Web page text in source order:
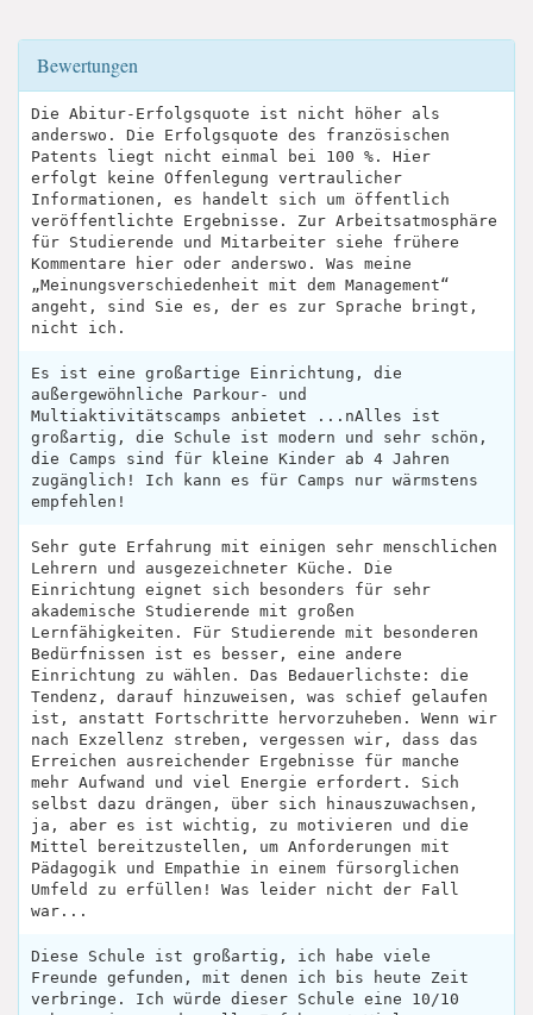
Bewertungen
Die Abitur-Erfolgsquote ist nicht höher als
anderswo. Die Erfolgsquote des französischen
Patents liegt nicht einmal bei 100 %. Hier
erfolgt keine Offenlegung vertraulicher
Informationen, es handelt sich um öffentlich
veröffentlichte Ergebnisse. Zur Arbeitsatmosphäre
für Studierende und Mitarbeiter siehe frühere
Kommentare hier oder anderswo. Was meine
„Meinungsverschiedenheit mit dem Management“
angeht, sind Sie es, der es zur Sprache bringt,
nicht ich.
Es ist eine großartige Einrichtung, die
außergewöhnliche Parkour- und
Multiaktivitätscamps anbietet ...nAlles ist
großartig, die Schule ist modern und sehr schön,
die Camps sind für kleine Kinder ab 4 Jahren
zugänglich! Ich kann es für Camps nur wärmstens
empfehlen!
Sehr gute Erfahrung mit einigen sehr menschlichen
Lehrern und ausgezeichneter Küche. Die
Einrichtung eignet sich besonders für sehr
akademische Studierende mit großen
Lernfähigkeiten. Für Studierende mit besonderen
Bedürfnissen ist es besser, eine andere
Einrichtung zu wählen. Das Bedauerlichste: die
Tendenz, darauf hinzuweisen, was schief gelaufen
ist, anstatt Fortschritte hervorzuheben. Wenn wir
nach Exzellenz streben, vergessen wir, dass das
Erreichen ausreichender Ergebnisse für manche
mehr Aufwand und viel Energie erfordert. Sich
selbst dazu drängen, über sich hinauszuwachsen,
ja, aber es ist wichtig, zu motivieren und die
Mittel bereitzustellen, um Anforderungen mit
Pädagogik und Empathie in einem fürsorglichen
Umfeld zu erfüllen! Was leider nicht der Fall
war...
Diese Schule ist großartig, ich habe viele
Freunde gefunden, mit denen ich bis heute Zeit
verbringe. Ich würde dieser Schule eine 10/10